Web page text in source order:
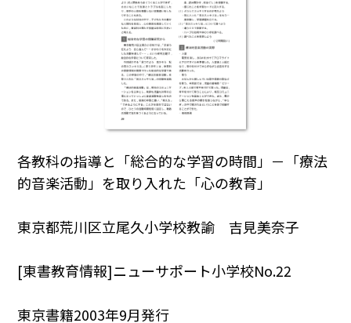
各教科の指導と「総合的な学習の時間」－「療法
的音楽活動」を取り入れた「心の教育」
東京都荒川区立尾久小学校教諭 吉見美奈子
[東書教育情報]ニューサポート小学校No.22
東京書籍2003年9月発行